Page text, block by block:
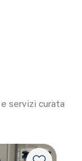
servizi curata